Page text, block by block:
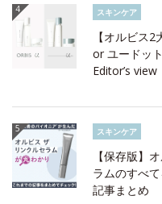
スキンケア
【オルビス
or ユードッ
Editor’s view
スキンケア
【保存版】
ラムのすべ
記事まとめ